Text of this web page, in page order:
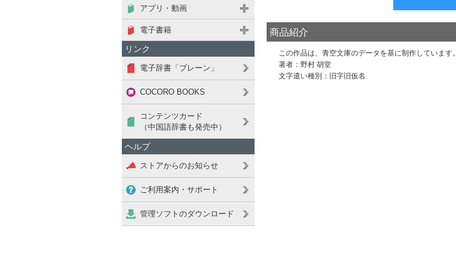
商品紹介
この作品は、青空文庫のデータを基に制作しています。
著者：野村 胡堂
文字遣い種別：旧字旧仮名
アプリ・動画
電子書籍
リンク
電子辞書「ブレーン」
COCORO BOOKS
コンテンツカード
（中国語辞書も発売中）
ヘルプ
ストアからのお知らせ
ご利用案内・サポート
管理ソフトのダウンロード